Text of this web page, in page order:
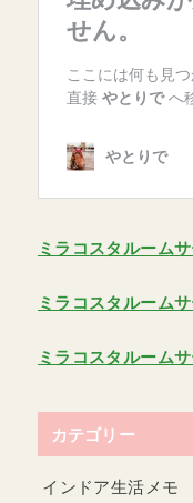
ミラコスタルーム
ミラコスタルーム
ミラコスタルーム
カテゴリー
インドア生活メモ